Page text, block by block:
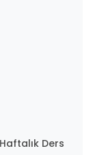
Ders